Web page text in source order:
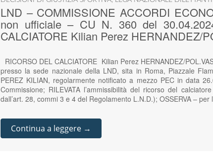
LND – COMMISSIONE ACCORDI
non ufficiale – CU N. 360 del
CALCIATORE Kilian Perez HERNANDEZ/
RICORSO DEL CALCIATORE Kilian Perez HERNANDEZ/
presso la sede nazionale della LND, sita in Roma, Piazzale
PEREZ KILIAN, regolarmente notificato a mezzo PEC in data
Commissione; RILEVATA l’ammissibilità del ricorso del
dall’art. 28, commi 3 e 4 del Regolamento L.N.D.); OSSERVA –
Continua a leggere →